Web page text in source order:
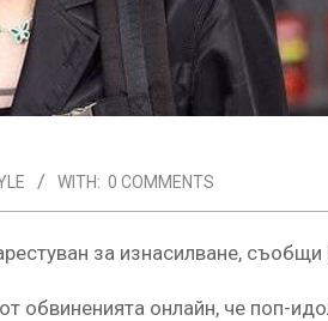
WITH: 0 COMMENTS
за изнасилване, съобщи
обвиненията онлайн, че поп-